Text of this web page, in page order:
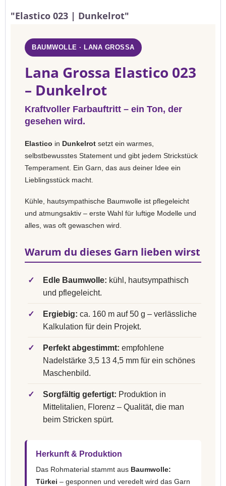
"Elastico 023 | Dunkelrot"
BAUMWOLLE · LANA GROSSA
Lana Grossa Elastico 023
– Dunkelrot
Kraftvoller Farbauftritt – ein Ton, der
gesehen wird.
Elastico in Dunkelrot setzt ein warmes,
selbstbewusstes Statement und gibt jedem Strickstück
Temperament. Ein Garn, das aus deiner Idee ein
Lieblingsstück macht.
Kühle, hautsympathische Baumwolle ist pflegeleicht
und atmungsaktiv – erste Wahl für luftige Modelle und
alles, was oft gewaschen wird.
Warum du dieses Garn lieben wirst
✓ Edle Baumwolle: kühl, hautsympathisch
und pflegeleicht.
✓ Ergiebig: ca. 160 m auf 50 g – verlässliche
Kalkulation für dein Projekt.
✓ Perfekt abgestimmt: empfohlene
Nadelstärke 3,5 13 4,5 mm für ein schönes
Maschenbild.
✓ Sorgfältig gefertigt: Produktion in
Mittelitalien, Florenz – Qualität, die man
beim Stricken spürt.
Herkunft & Produktion
Das Rohmaterial stammt aus Baumwolle:
Türkei – gesponnen und veredelt wird das Garn